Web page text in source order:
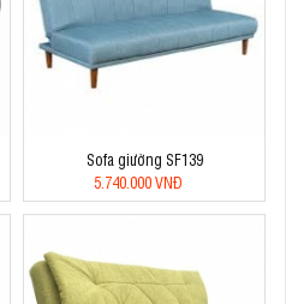
Sofa giường SF139
5.740.000 VNĐ